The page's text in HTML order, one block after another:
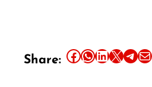
Share: Share this article on Facebook Share this article on WhatsApp Share this article on LinkedIn Share this article on X Share this article on TelegramEmail this Article